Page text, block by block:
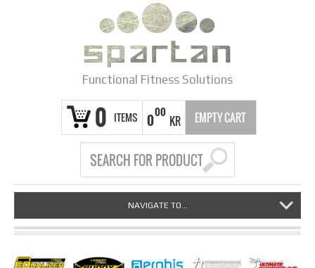
Functional Fitness Solutions
0 ITEMS 000
KR EMPTY CART
NAVIGATE TO...